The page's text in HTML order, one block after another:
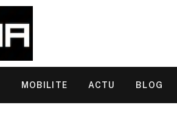
MOBILITE ACTU BLOG